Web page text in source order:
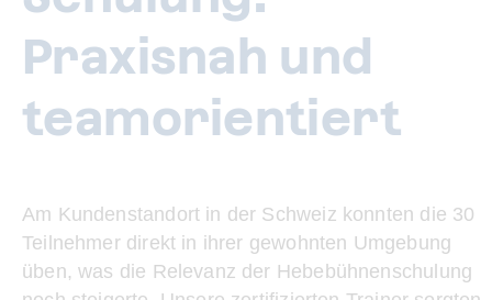
Praxisnah und
teamorientiert
Am Kundenstandort in der Schweiz konnten die 30
Teilnehmer direkt in ihrer gewohnten Umgebung
üben, was die Relevanz der Hebebühnenschulung